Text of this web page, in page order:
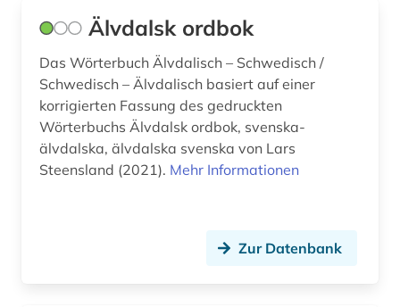
etymologie (8)
europa (8)
expressionismus (3)
Älvdalsk ordbok
Das Wörterbuch Älvdalisch – Schwedisch /
Schwedisch – Älvdalisch basiert auf einer
korrigierten Fassung des gedruckten
Wörterbuchs Älvdalsk ordbok, svenska-
älvdalska, älvdalska svenska von Lars
Steensland (2021). Mehr Informationen
Zur Datenbank